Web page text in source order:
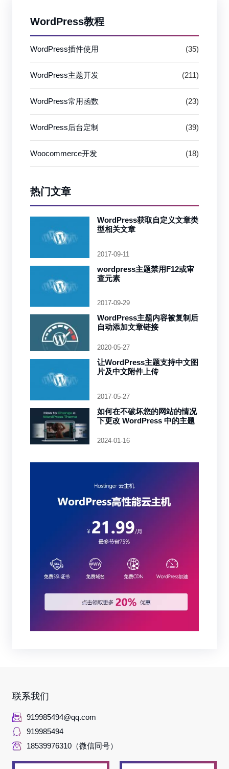
WordPress教程
WordPress插件使用 (35)
WordPress主题开发 (211)
WordPress常用函数 (23)
WordPress后台定制 (39)
Woocommerce开发 (18)
热门文章
WordPress获取自定义文章类
型相关文章
2017-09-11
wordpress主题禁用F12或审
查元素
2017-09-29
WordPress主题内容被复制后
自动添加文章链接
2020-05-27
让WordPress主题支持中文图
片及中文附件上传
2017-05-27
如何在不破坏您的网站的情况
下更改 WordPress 中的主题
2024-01-16
联系我们
919985494@qq.com
919985494
18539976310（微信同号）